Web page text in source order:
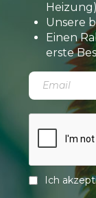
Heizung)
Unsere
Einen
erste
Ich